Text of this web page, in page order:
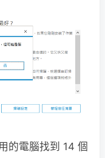
的電腦找到 14 個